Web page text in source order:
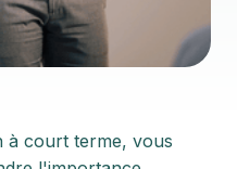
à court terme, vous